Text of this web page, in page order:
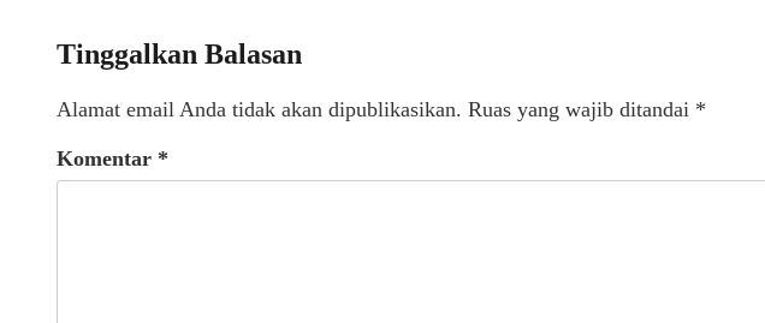
Tinggalkan Balasan
Alamat email Anda tidak akan dipublikasikan. Ruas yang wajib ditandai *
Komentar *